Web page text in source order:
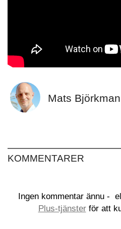
Mats Björkman
KOMMENTARER
Ingen kommentar ännu -
Plus-tjänsterför att